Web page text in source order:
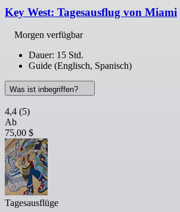
Key West: Tagesausflug von Miami
Morgen verfügbar
Dauer: 15 Std.
Guide (Englisch, Spanisch)
Was ist inbegriffen?
4,4 (5)
Ab
75,00 $
Tagesausflüge